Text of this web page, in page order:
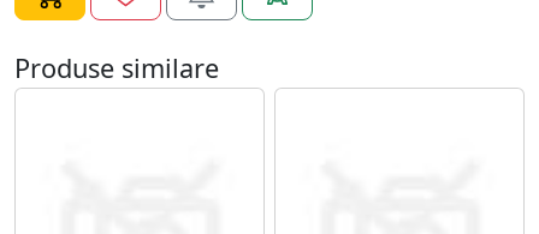
Produse similare